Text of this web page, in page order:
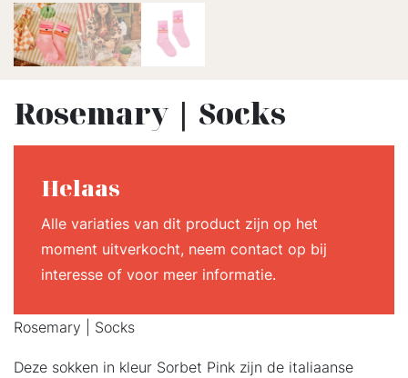
Rosemary | Socks
Helaas
Alle variaties van dit product zijn op het
moment uitverkocht, neem contact op bij
interesse of voor meer informatie.
Rosemary | Socks
Deze sokken in kleur Sorbet Pink zijn de italiaanse